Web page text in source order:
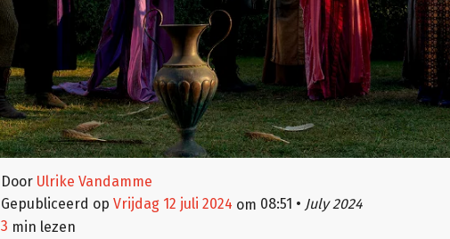
door Ulrike Vandamme
gepubliceerd op vrijdag 12 juli 2024 om 08:51 • July 2024
3 min lezen